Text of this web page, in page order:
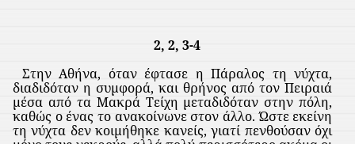
2, 2, 3-4
Στην Αθήνα, όταν έφτασε η Πάραλος τη νύχτα,
διαδιδόταν η συμφορά, και θρήνος από τον Πειραιά
μέσα από τα Μακρά Τείχη μεταδιδόταν στην πόλη,
καθώς ο ένας το ανακοίνωνε στον άλλο. Ώστε εκείνη
τη νύχτα δεν κοιμήθηκε κανείς, γιατί πενθούσαν όχι